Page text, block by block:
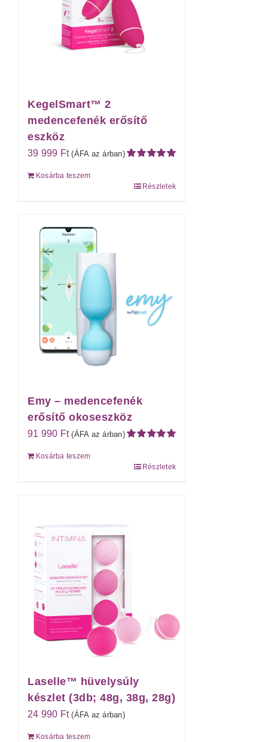
KegelSmart™ 2
medencefenék erősítő
eszköz
39 999 Ft (ÁFA az árban)
Kosárba teszem
Részletek
Emy – medencefenék
erősítő okoseszköz
91 990 Ft (ÁFA az árban)
Kosárba teszem
Részletek
Laselle™ hüvelysúly
készlet (3db; 48g, 38g, 28g)
24 990 Ft (ÁFA az árban)
Kosárba teszem